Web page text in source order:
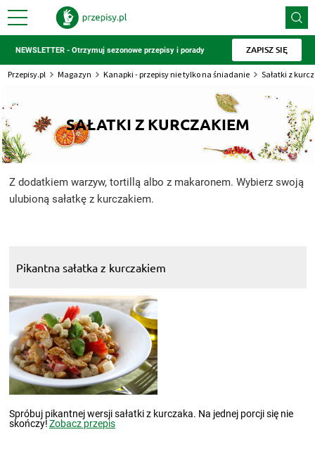
NEWSLETTER - Otrzymuj sezonowe przepisy i porady ZAPISZ SIĘ
Przepisy.pl Magazyn Kanapki - przepisy nie tylko na śniadanie Sałatki z
SAŁATKI Z KURCZAKIEM
Z dodatkiem warzyw, tortillą albo z makaronem. Wybierz swoją
ulubioną sałatkę z kurczakiem.
Pikantna sałatka z kurczakiem
Spróbuj pikantnej wersji sałatki z kurczaka. Na jednej porcji się nie
skończy!Zobacz przepis